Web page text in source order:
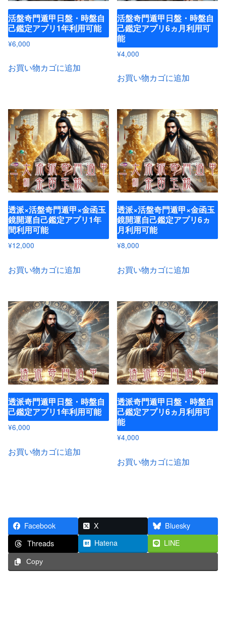
活盤奇門遁甲日盤・時盤自
己鑑定アプリ1年利用可能
¥6,000
お買い物カゴに追加
活盤奇門遁甲日盤・時盤自
己鑑定アプリ6ヵ月利用可
能
¥4,000
お買い物カゴに追加
透派×活盤奇門遁甲×金函玉
鏡開運自己鑑定アプリ1年
間利用可能
¥12,000
お買い物カゴに追加
透派×活盤奇門遁甲×金函玉
鏡開運自己鑑定アプリ6ヵ
月利用可能
¥8,000
お買い物カゴに追加
透派奇門遁甲日盤・時盤自
己鑑定アプリ1年利用可能
¥6,000
お買い物カゴに追加
透派奇門遁甲日盤・時盤自
己鑑定アプリ6ヵ月利用可
能
¥4,000
お買い物カゴに追加
Facebook X
Bluesky
Threads
Hatena LINE
Copy